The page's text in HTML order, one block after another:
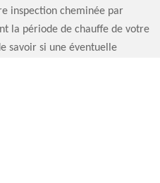
inspection cheminée par
la période de chauffe de votre
savoir si une éventuelle